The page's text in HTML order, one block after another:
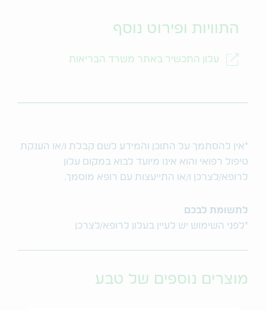
התוויות ופירוט נוסף
עלון התכשיר באתר משרד הבריאות
*אין להסתמך על התוכן והמידע לשם קבלת ו/או הענקת
טיפול רפואי והוא אינו מיועד לבוא במקום עלון
לרופא/לצרכן ו/או התייעצות עם רופא מוסמך.
לתשומת לבכם
*לפני השימוש יש לעיין בעלון לרופא/לצרכן
מוצרים נוספים של טבע